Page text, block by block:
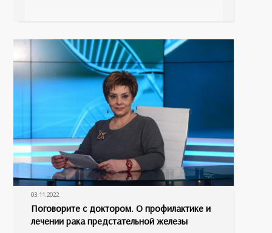
возникновения
03.11.2022
Поговорите с доктором. О профилактике и
лечении рака предстательной железы